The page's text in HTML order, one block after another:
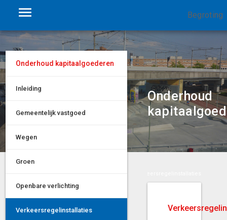
Begroting
Onderhoud kapitaalgoederen
Inleiding
Gemeentelijk vastgoed
Wegen
Groen
Openbare verlichting
Verkeersregelinstallaties
Onderhoud